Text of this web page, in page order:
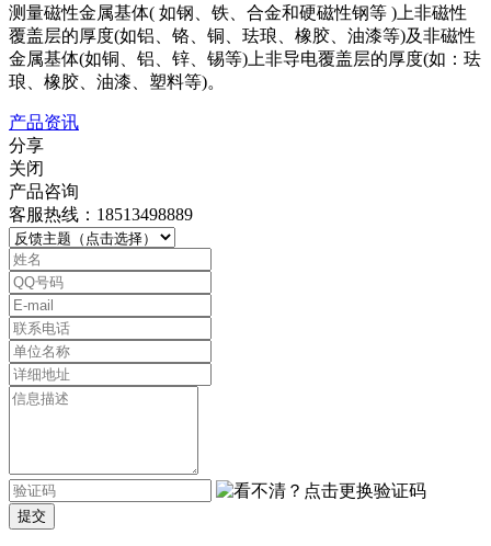
测量磁性金属基体( 如钢、铁、合金和硬磁性钢等 )上非磁性
覆盖层的厚度(如铝、铬、铜、珐琅、橡胶、油漆等)及非磁性
金属基体(如铜、铝、锌、锡等)上非导电覆盖层的厚度(如：珐
琅、橡胶、油漆、塑料等)。
产品资讯
分享
关闭
产品咨询
客服热线：18513498889
提交